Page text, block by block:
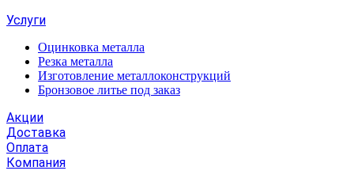
Услуги
Оцинковка металла
Резка металла
Изготовление металлоконструкций
Бронзовое литье под заказ
Акции
Доставка
Оплата
Компания